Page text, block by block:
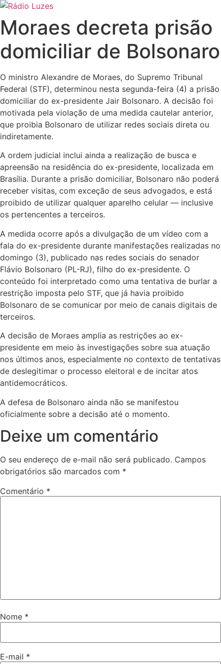
Ir
Moraes decreta prisão
domiciliar de Bolsonaro
O ministro Alexandre de Moraes, do Supremo Tribunal
Federal (STF), determinou nesta segunda-feira (4) a prisão
domiciliar do ex-presidente Jair Bolsonaro. A decisão foi
motivada pela violação de uma medida cautelar anterior,
que proibia Bolsonaro de utilizar redes sociais direta ou
indiretamente.
A ordem judicial inclui ainda a realização de busca e
apreensão na residência do ex-presidente, localizada em
Brasília. Durante a prisão domiciliar, Bolsonaro não poderá
receber visitas, com exceção de seus advogados, e está
proibido de utilizar qualquer aparelho celular — inclusive
os pertencentes a terceiros.
A medida ocorre após a divulgação de um vídeo com a
fala do ex-presidente durante manifestações realizadas no
domingo (3), publicado nas redes sociais do senador
Flávio Bolsonaro (PL-RJ), filho do ex-presidente. O
conteúdo foi interpretado como uma tentativa de burlar a
restrição imposta pelo STF, que já havia proibido
Bolsonaro de se comunicar por meio de canais digitais de
terceiros.
A decisão de Moraes amplia as restrições ao ex-
presidente em meio às investigações sobre sua atuação
nos últimos anos, especialmente no contexto de tentativas
de deslegitimar o processo eleitoral e de incitar atos
antidemocráticos.
A defesa de Bolsonaro ainda não se manifestou
oficialmente sobre a decisão até o momento.
Deixe um comentário
O seu endereço de e-mail não será publicado. Campos
obrigatórios são marcados com *
Comentário *
Nome *
E-mail *